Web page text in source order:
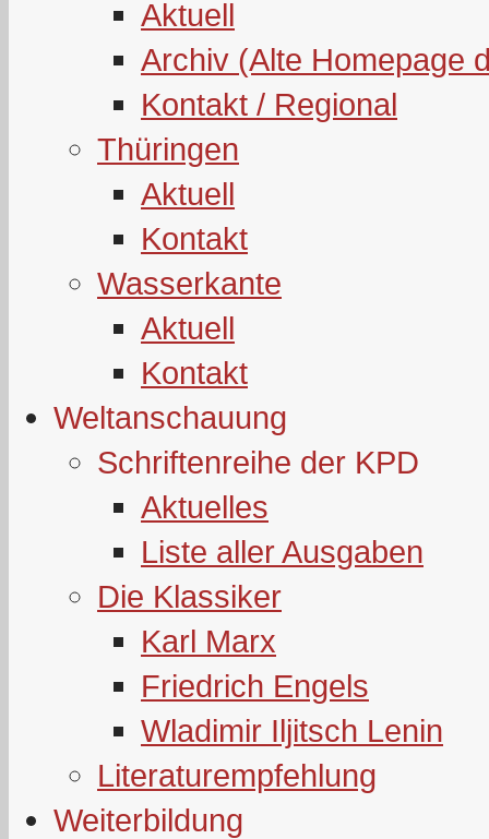
Aktuell
Archiv (Alte Homepage
Kontakt / Regional
Thüringen
Aktuell
Kontakt
Wasserkante
Aktuell
Kontakt
Weltanschauung
Schriftenreihe der KPD
Aktuelles
Liste aller Ausgaben
Die Klassiker
Karl Marx
Friedrich Engels
Wladimir Iljitsch Lenin
Literaturempfehlung
Weiterbildung